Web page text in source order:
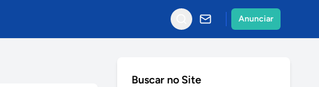
Anunciar
Buscar no Site